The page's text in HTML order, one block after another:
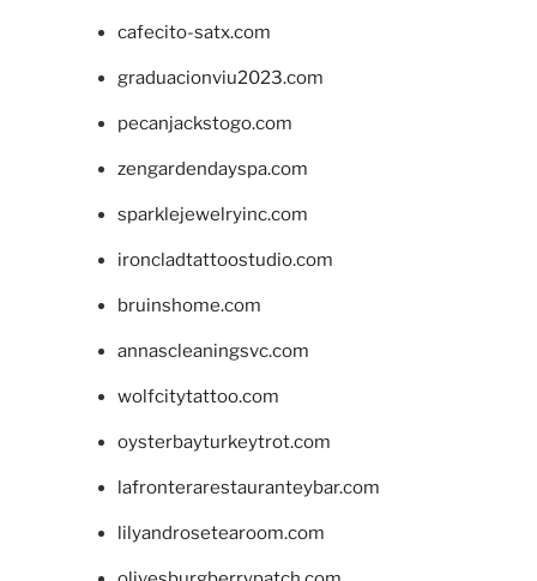
cafecito-satx.com
graduacionviu2023.com
pecanjackstogo.com
zengardendayspa.com
sparklejewelryinc.com
ironcladtattoostudio.com
bruinshome.com
annascleaningsvc.com
wolfcitytattoo.com
oysterbayturkeytrot.com
lafronterarestauranteybar.com
lilyandrosetearoom.com